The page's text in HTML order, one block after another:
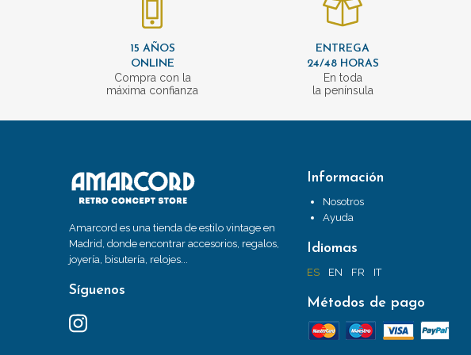
15 AÑOS
ONLINE
Compra con la
máxima confianza
ENTREGA
24/48 HORAS
En toda
la península
Amarcord es una tienda de estilo vintage en
Madrid, donde encontrar accesorios, regalos,
joyería, bisutería, relojes...
Síguenos
Información
Nosotros
Ayuda
Idiomas
ES EN FR IT
Métodos de pago